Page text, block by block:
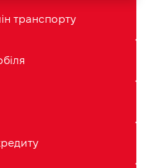
транспорту